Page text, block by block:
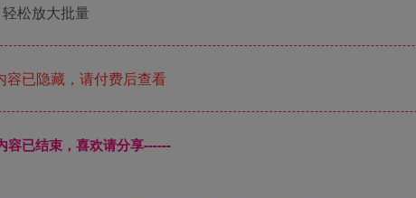
松放大批量
已隐藏，请付费后查看
容已结束，喜欢请分享------